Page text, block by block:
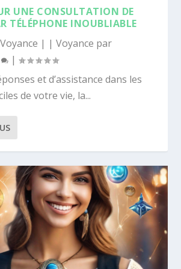
UNE CONSULTATION DE
TÉLÉPHONE INOUBLIABLE
| |Voyance par
|
et d’assistance dans les
de votre vie, la...